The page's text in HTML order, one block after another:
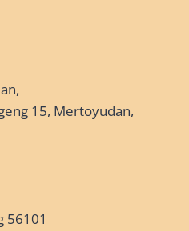
15, Mertoyudan,
56101